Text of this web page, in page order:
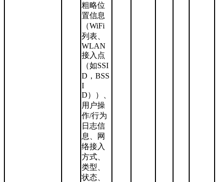
粗略位
置信息
（WiFi
列表、
WLAN
接入点
（如SSI
D，BSS
I
D））、
用户操
作/行为
日志信
息、网
络接入
方式、
类型、
状态、